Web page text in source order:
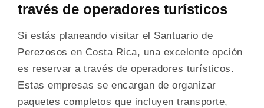
través de operadores turísticos
Si estás planeando visitar el Santuario de
Perezosos en Costa Rica, una excelente opción
es reservar a través de operadores turísticos.
Estas empresas se encargan de organizar
paquetes completos que incluyen transporte,